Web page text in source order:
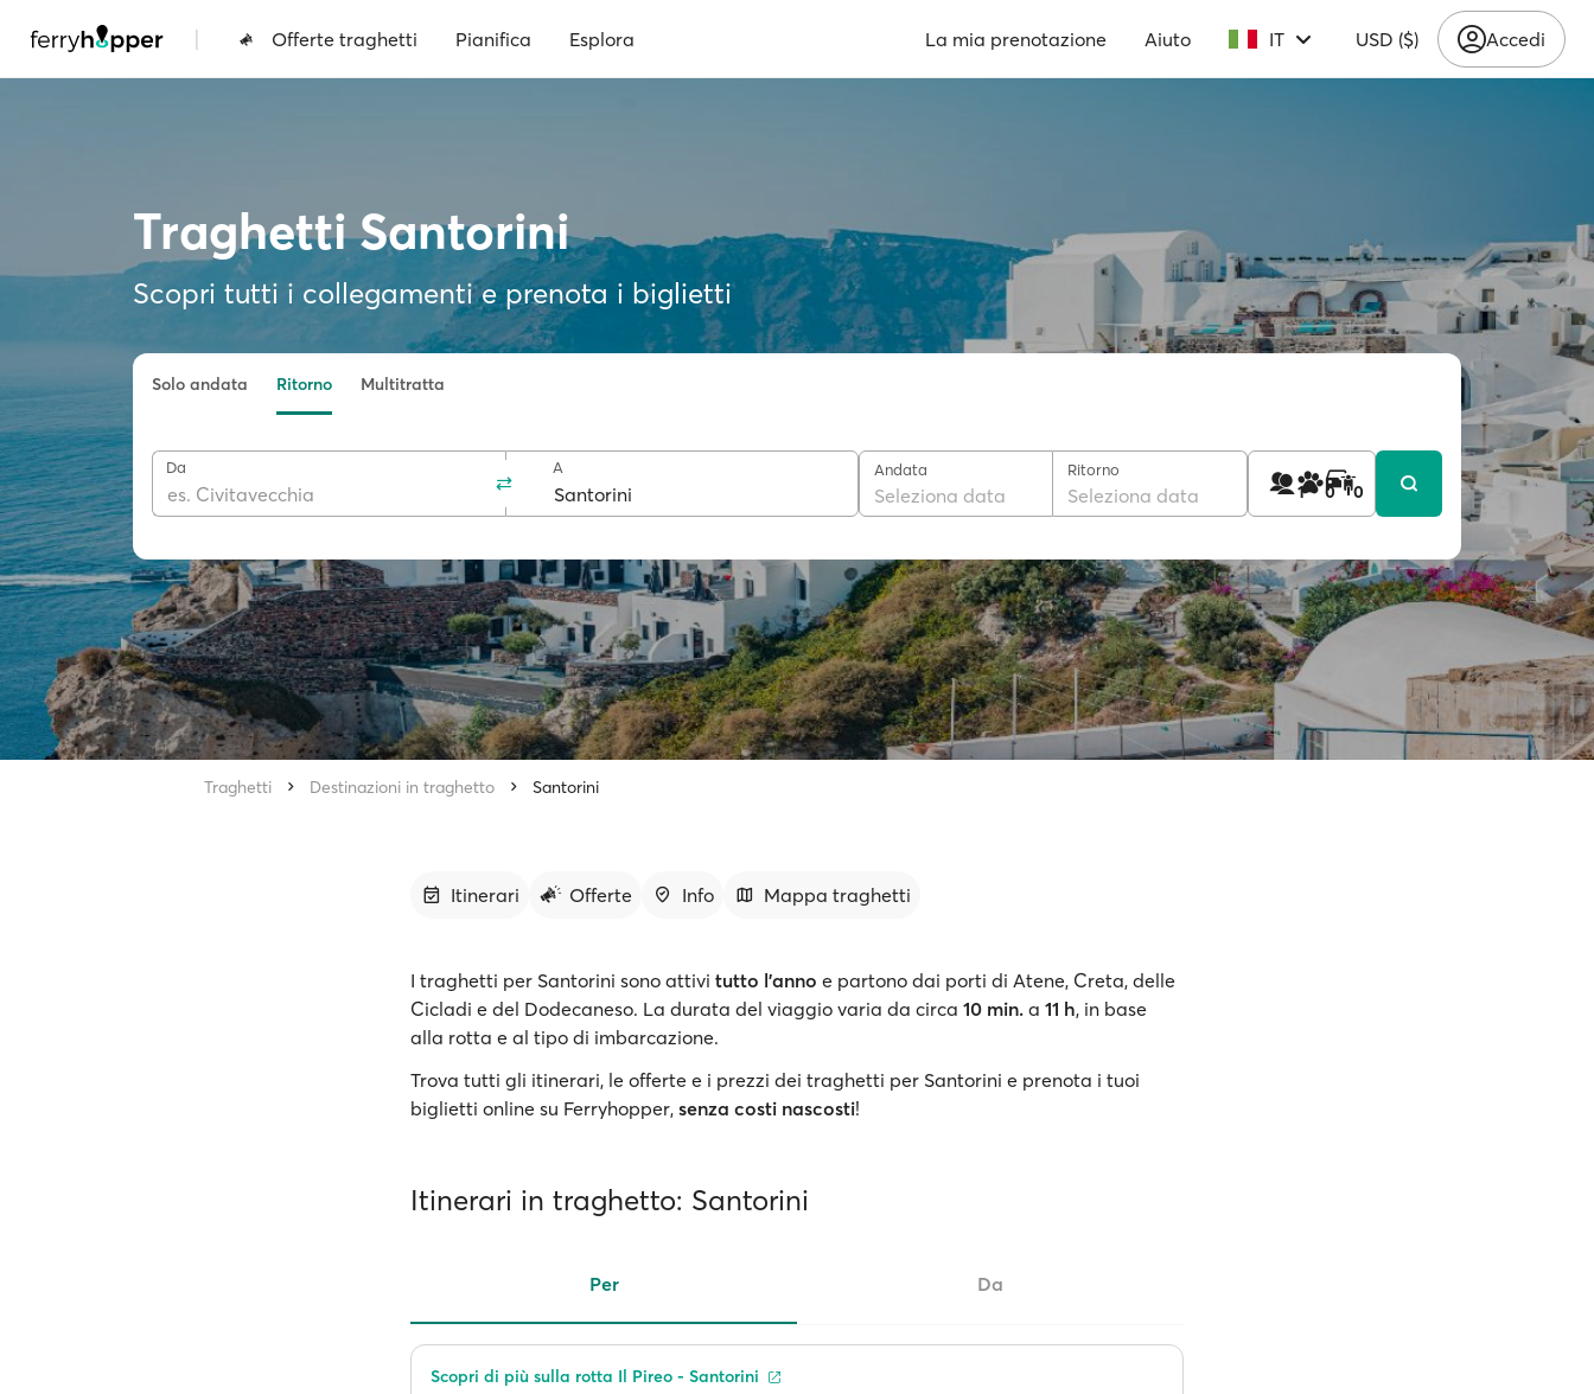
| Offerte traghetti Pianifica Esplora La mia prenotazione Aiuto IT USD ($) Accedi
Traghetti Santorini
Scopri tutti i collegamenti e prenota i biglietti
Solo andata Ritorno Multitratta
Da A Andata
Seleziona data
Ritorno
Seleziona data 1 0 0
Traghetti Destinazioni in traghetto Santorini
Itinerari Offerte Info Mappa traghetti
I traghetti per Santorini sono attivi tutto l’anno e partono dai porti di Atene, Creta, delle
Cicladi e del Dodecaneso. La durata del viaggio varia da circa 10 min. a 11 h, in base
alla rotta e al tipo di imbarcazione.
Trova tutti gli itinerari, le offerte e i prezzi dei traghetti per Santorini e prenota i tuoi
biglietti online su Ferryhopper, senza costi nascosti!
Itinerari in traghetto: Santorini
Per Da
Scopri di più sulla rotta Il Pireo - Santorini